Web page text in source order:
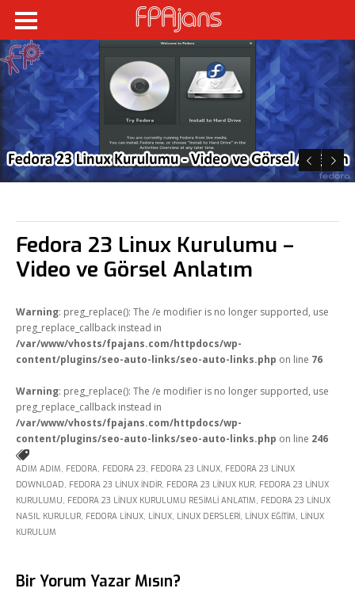
Fedora 23 Linux Kurulumu –
Video ve Görsel Anlatım
Warning: preg_replace(): The /e modifier is no longer supported, use
preg_replace_callback instead in
/var/www/vhosts/fpajans.com/httpdocs/wp-
content/plugins/seo-auto-links/seo-auto-links.php on line 76
Warning: preg_replace(): The /e modifier is no longer supported, use
preg_replace_callback instead in
/var/www/vhosts/fpajans.com/httpdocs/wp-
content/plugins/seo-auto-links/seo-auto-links.php on line 246
ADIM ADIM, FEDORA, FEDORA 23, FEDORA 23 LINUX, FEDORA 23 LINUX
DOWNLOAD, FEDORA 23 LINUX INDIR, FEDORA 23 LINUX KUR, FEDORA 23 LINUX
KURULUMU, FEDORA 23 LINUX KURULUMU RESIMLI ANLATIM, FEDORA 23 LINUX
NASIL KURULUR, FEDORA LINUX, LINUX, LINUX DERSLERI, LINUX EĞITIM, LINUX
KURULUM
Bir Yorum Yazar Mısın?